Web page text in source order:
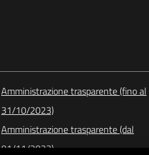
Amministrazione trasparente (fino al
31/10/2023)
Amministrazione trasparente (dal
01/11/2023)